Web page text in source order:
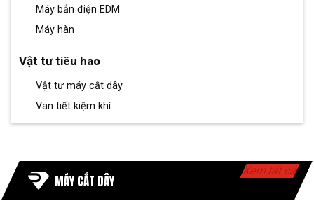
Máy bắn điện EDM
Máy hàn
Vật tư tiêu hao
Vật tư máy cắt dây
Van tiết kiệm khí
MÁY CẮT DÂY
Xem tất cả